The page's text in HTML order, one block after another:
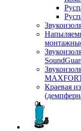
Краевая